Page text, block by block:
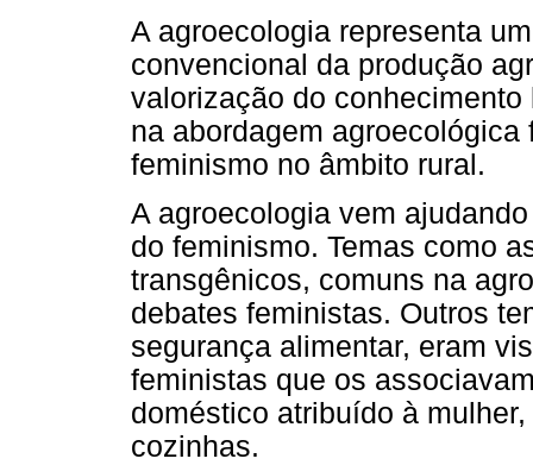
A agroecologia representa
convencional da produção
valorização do
na abordagem
feminismo no âmbito rural.
A agroecologia vem
do feminismo. Temas como
transgênicos, comuns na
debates feministas. Outros
segurança alimentar, eram
feministas que os
doméstico atribuído à
cozinhas.